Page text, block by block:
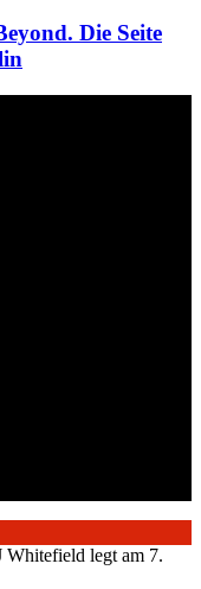
Die Seite
Whitefield legt am 7.